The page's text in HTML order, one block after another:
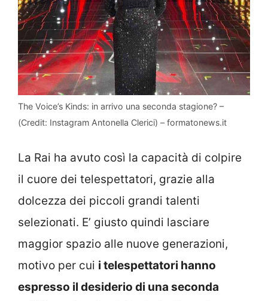
The Voice’s Kinds: in arrivo una seconda stagione? –
(Credit: Instagram Antonella Clerici) – formatonews.it
La Rai ha avuto così la capacità di colpire
il cuore dei telespettatori, grazie alla
dolcezza dei piccoli grandi talenti
selezionati. E’ giusto quindi lasciare
maggior spazio alle nuove generazioni,
motivo per cui i telespettatori hanno
espresso il desiderio di una seconda